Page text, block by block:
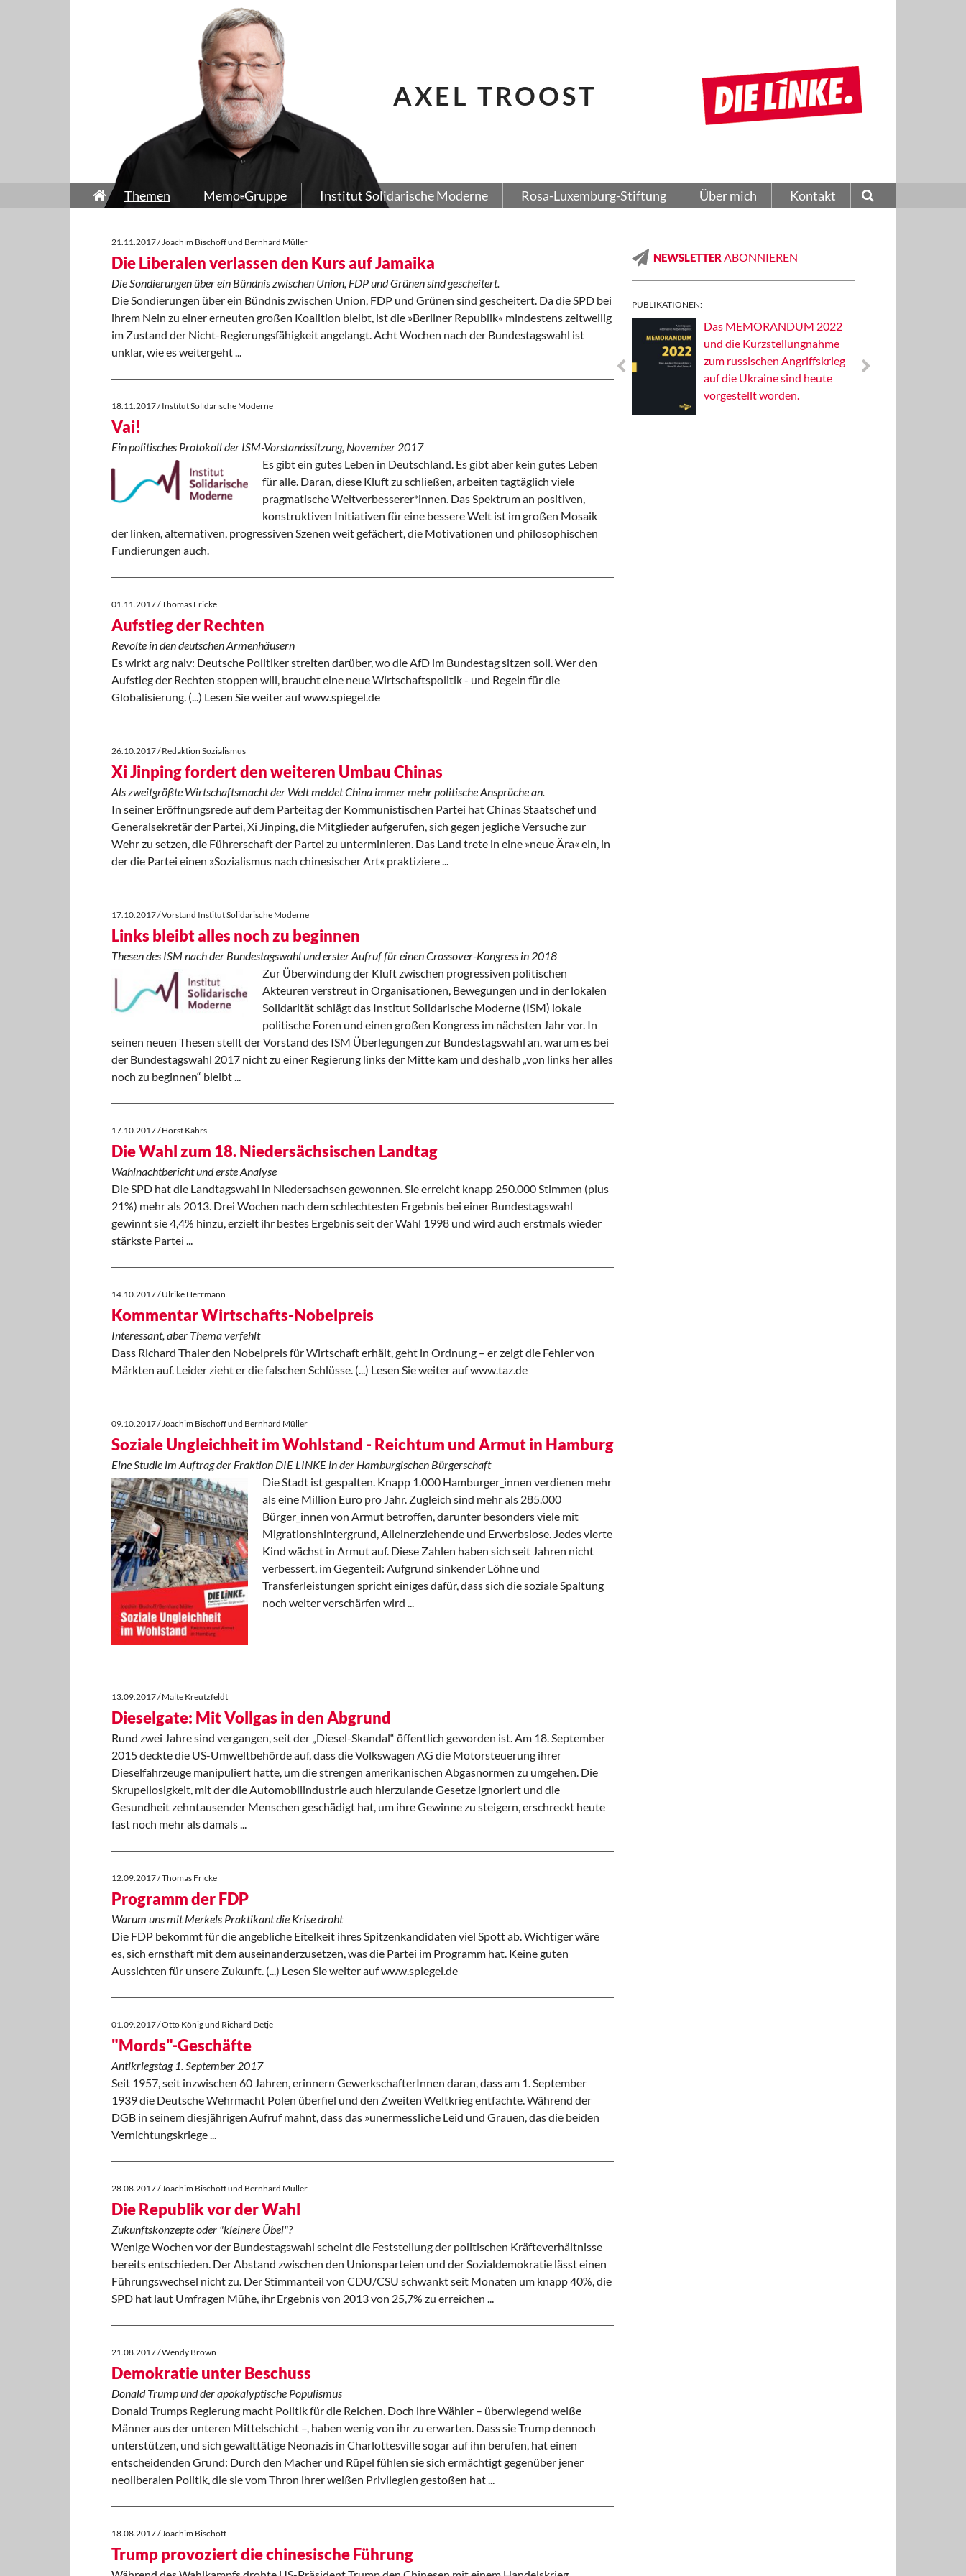
AXEL TROOST
Themen Memo-Gruppe Institut Solidarische Moderne Rosa-Luxemburg-Stiftung Über mich Kontakt
21.11.2017 / Joachim Bischoff und Bernhard Müller
Die Liberalen verlassen den Kurs auf Jamaika
Die Sondierungen über ein Bündnis zwischen Union, FDP und Grünen sind gescheitert.
Die Sondierungen über ein Bündnis zwischen Union, FDP und Grünen sind gescheitert. Da die SPD bei
ihrem Nein zu einer erneuten großen Koalition bleibt, ist die »Berliner Republik« mindestens zeitweilig
im Zustand der Nicht-Regierungsfähigkeit angelangt. Acht Wochen nach der Bundestagswahl ist
unklar, wie es weitergeht ...
18.11.2017 / Institut Solidarische Moderne
Vai!
Ein politisches Protokoll der ISM-Vorstandssitzung, November 2017
Es gibt ein gutes Leben in Deutschland. Es gibt aber kein gutes Leben
für alle. Daran, diese Kluft zu schließen, arbeiten tagtäglich viele
pragmatische Weltverbesserer*innen. Das Spektrum an positiven,
konstruktiven Initiativen für eine bessere Welt ist im großen Mosaik
der linken, alternativen, progressiven Szenen weit gefächert, die Motivationen und philosophischen
Fundierungen auch.
01.11.2017 / Thomas Fricke
Aufstieg der Rechten
Revolte in den deutschen Armenhäusern
Es wirkt arg naiv: Deutsche Politiker streiten darüber, wo die AfD im Bundestag sitzen soll. Wer den
Aufstieg der Rechten stoppen will, braucht eine neue Wirtschaftspolitik - und Regeln für die
Globalisierung. (...) Lesen Sie weiter auf www.spiegel.de
26.10.2017 / Redaktion Sozialismus
Xi Jinping fordert den weiteren Umbau Chinas
Als zweitgrößte Wirtschaftsmacht der Welt meldet China immer mehr politische Ansprüche an.
In seiner Eröffnungsrede auf dem Parteitag der Kommunistischen Partei hat Chinas Staatschef und
Generalsekretär der Partei, Xi Jinping, die Mitglieder aufgerufen, sich gegen jegliche Versuche zur
Wehr zu setzen, die Führerschaft der Partei zu unterminieren. Das Land trete in eine »neue Ära« ein, in
der die Partei einen »Sozialismus nach chinesischer Art« praktiziere ...
17.10.2017 / Vorstand Institut Solidarische Moderne
Links bleibt alles noch zu beginnen
Thesen des ISM nach der Bundestagswahl und erster Aufruf für einen Crossover-Kongress in 2018
Zur Überwindung der Kluft zwischen progressiven politischen
Akteuren verstreut in Organisationen, Bewegungen und in der lokalen
Solidarität schlägt das Institut Solidarische Moderne (ISM) lokale
politische Foren und einen großen Kongress im nächsten Jahr vor. In
seinen neuen Thesen stellt der Vorstand des ISM Überlegungen zur Bundestagswahl an, warum es bei
der Bundestagswahl 2017 nicht zu einer Regierung links der Mitte kam und deshalb „von links her alles
noch zu beginnen“ bleibt ...
17.10.2017 / Horst Kahrs
Die Wahl zum 18. Niedersächsischen Landtag
Wahlnachtbericht und erste Analyse
Die SPD hat die Landtagswahl in Niedersachsen gewonnen. Sie erreicht knapp 250.000 Stimmen (plus
21%) mehr als 2013. Drei Wochen nach dem schlechtesten Ergebnis bei einer Bundestagswahl
gewinnt sie 4,4% hinzu, erzielt ihr bestes Ergebnis seit der Wahl 1998 und wird auch erstmals wieder
stärkste Partei ...
14.10.2017 / Ulrike Herrmann
Kommentar Wirtschafts-Nobelpreis
Interessant, aber Thema verfehlt
Dass Richard Thaler den Nobelpreis für Wirtschaft erhält, geht in Ordnung – er zeigt die Fehler von
Märkten auf. Leider zieht er die falschen Schlüsse. (...) Lesen Sie weiter auf www.taz.de
09.10.2017 / Joachim Bischoff und Bernhard Müller
Soziale Ungleichheit im Wohlstand - Reichtum und Armut in Hamburg
Eine Studie im Auftrag der Fraktion DIE LINKE in der Hamburgischen Bürgerschaft
Die Stadt ist gespalten. Knapp 1.000 Hamburger_innen verdienen mehr
als eine Million Euro pro Jahr. Zugleich sind mehr als 285.000
Bürger_innen von Armut betroffen, darunter besonders viele mit
Migrationshintergrund, Alleinerziehende und Erwerbslose. Jedes vierte
Kind wächst in Armut auf. Diese Zahlen haben sich seit Jahren nicht
verbessert, im Gegenteil: Aufgrund sinkender Löhne und
Transferleistungen spricht einiges dafür, dass sich die soziale Spaltung
noch weiter verschärfen wird ...
13.09.2017 / Malte Kreutzfeldt
Dieselgate: Mit Vollgas in den Abgrund
Rund zwei Jahre sind vergangen, seit der „Diesel-Skandal“ öffentlich geworden ist. Am 18. September
2015 deckte die US-Umweltbehörde auf, dass die Volkswagen AG die Motorsteuerung ihrer
Dieselfahrzeuge manipuliert hatte, um die strengen amerikanischen Abgasnormen zu umgehen. Die
Skrupellosigkeit, mit der die Automobilindustrie auch hierzulande Gesetze ignoriert und die
Gesundheit zehntausender Menschen geschädigt hat, um ihre Gewinne zu steigern, erschreckt heute
fast noch mehr als damals ...
12.09.2017 / Thomas Fricke
Programm der FDP
Warum uns mit Merkels Praktikant die Krise droht
Die FDP bekommt für die angebliche Eitelkeit ihres Spitzenkandidaten viel Spott ab. Wichtiger wäre
es, sich ernsthaft mit dem auseinanderzusetzen, was die Partei im Programm hat. Keine guten
Aussichten für unsere Zukunft. (...) Lesen Sie weiter auf www.spiegel.de
01.09.2017 / Otto König und Richard Detje
"Mords"-Geschäfte
Antikriegstag 1. September 2017
Seit 1957, seit inzwischen 60 Jahren, erinnern GewerkschafterInnen daran, dass am 1. September
1939 die Deutsche Wehrmacht Polen überfiel und den Zweiten Weltkrieg entfachte. Während der
DGB in seinem diesjährigen Aufruf mahnt, dass das »unermessliche Leid und Grauen, das die beiden
Vernichtungskriege ...
28.08.2017 / Joachim Bischoff und Bernhard Müller
Die Republik vor der Wahl
Zukunftskonzepte oder "kleinere Übel"?
Wenige Wochen vor der Bundestagswahl scheint die Feststellung der politischen Kräfteverhältnisse
bereits entschieden. Der Abstand zwischen den Unionsparteien und der Sozialdemokratie lässt einen
Führungswechsel nicht zu. Der Stimmanteil von CDU/CSU schwankt seit Monaten um knapp 40%, die
SPD hat laut Umfragen Mühe, ihr Ergebnis von 2013 von 25,7% zu erreichen ...
21.08.2017 / Wendy Brown
Demokratie unter Beschuss
Donald Trump und der apokalyptische Populismus
Donald Trumps Regierung macht Politik für die Reichen. Doch ihre Wähler – überwiegend weiße
Männer aus der unteren Mittelschicht –, haben wenig von ihr zu erwarten. Dass sie Trump dennoch
unterstützen, und sich gewalttätige Neonazis in Charlottesville sogar auf ihn berufen, hat einen
entscheidenden Grund: Durch den Macher und Rüpel fühlen sie sich ermächtigt gegenüber jener
neoliberalen Politik, die sie vom Thron ihrer weißen Privilegien gestoßen hat ...
18.08.2017 / Joachim Bischoff
Trump provoziert die chinesische Führung
NEWSLETTER ABONNIEREN
PUBLIKATIONEN:
Solidarisches EUropa -
Mosaiklinke Perspektiven
Das MEMORANDUM 2022
und die Kurzstellungnahme
zum russischen Angriffskrieg
auf die Ukraine sind heute
vorgestellt worden.